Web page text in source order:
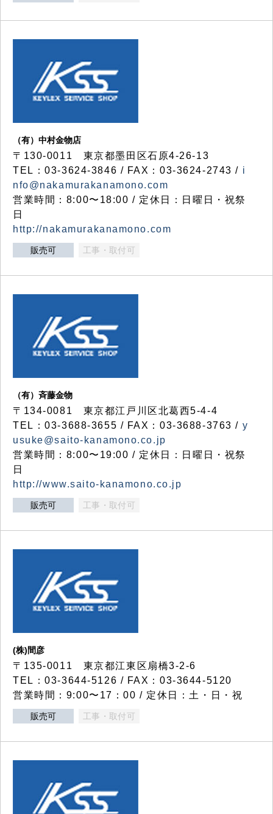
（有）中村金物店
〒130-0011 東京都墨田区石原4-26-13
TEL：03-3624-3846 / FAX：03-3624-2743 / i
nfo@nakamurakanamono.com
営業時間：8:00〜18:00 / 定休日：日曜日・祝祭
日
http://nakamurakanamono.com
販売可 工事・取付可
（有）斉藤金物
〒134-0081 東京都江戸川区北葛西5-4-4
TEL：03-3688-3655 / FAX：03-3688-3763 / y
usuke@saito-kanamono.co.jp
営業時間：8:00〜19:00 / 定休日：日曜日・祝祭
日
http://www.saito-kanamono.co.jp
販売可 工事・取付可
(株)間彦
〒135-0011 東京都江東区扇橋3-2-6
TEL：03-3644-5126 / FAX：03-3644-5120
営業時間：9:00〜17：00 / 定休日：土・日・祝
販売可 工事・取付可